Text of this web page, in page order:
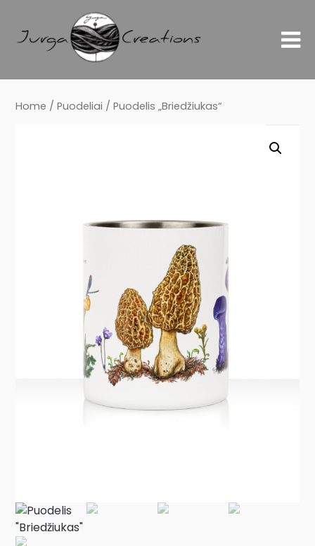
Home /Puodeliai / Puodelis „Briedžiukas“